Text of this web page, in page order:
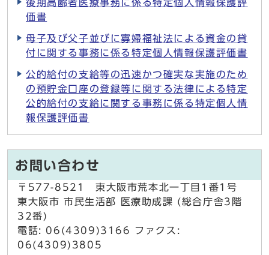
後期高齢者医療事務に係る特定個人情報保護評
価書
母子及び父子並びに寡婦福祉法による資金の貸
付に関する事務に係る特定個人情報保護評価書
公的給付の支給等の迅速かつ確実な実施のため
の預貯金口座の登録等に関する法律による特定
公的給付の支給に関する事務に係る特定個人情
報保護評価書
お問い合わせ
〒577-8521 東大阪市荒本北一丁目1番1号
東大阪市 市民生活部 医療助成課 (総合庁舎3階
32番)
電話: 06(4309)3166 ファクス:
06(4309)3805